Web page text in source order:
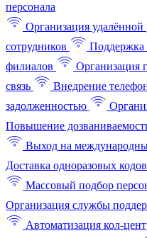
персонала
Организация удалённой
сотрудников
Поддержка
филиалов
Организация
связь
Внедрение
задолженностью
Повышение
Выход на
Доставка одноразовых кодов
Массовый подбор
Организация службы
Автоматизация кол-